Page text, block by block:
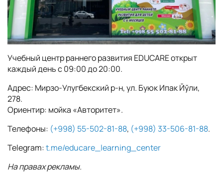
Учебный центр раннего развития EDUCARE открыт
каждый день с 09:00 до 20:00.
Адрес: Мирзо-Улугбекский р-н, ул. Буюк Ипак Йўли,
278.
Ориентир: мойка «Авторитет».
Телефоны: (+998) 55-502-81-88, (+998) 33-506-81-88.
Telegram:t.me/educare_learning_center
На правах рекламы.